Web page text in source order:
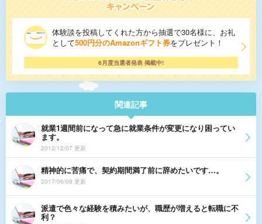
体験談を投稿してくれた方から抽選で30名様に、お礼
として500円分のAmazonギフト券をプレゼント！
6月度当選者発表 掲載中!
関連記事
就業1週間前になって急に就業条件が変更になり困ってい
ます。
2012/12/07 更新
精神的に苦痛で、契約期間満了前に辞めたいです…。
2017/06/08 更新
派遣で色々な経験を積みたいが、職歴が増えると転職に不
利？